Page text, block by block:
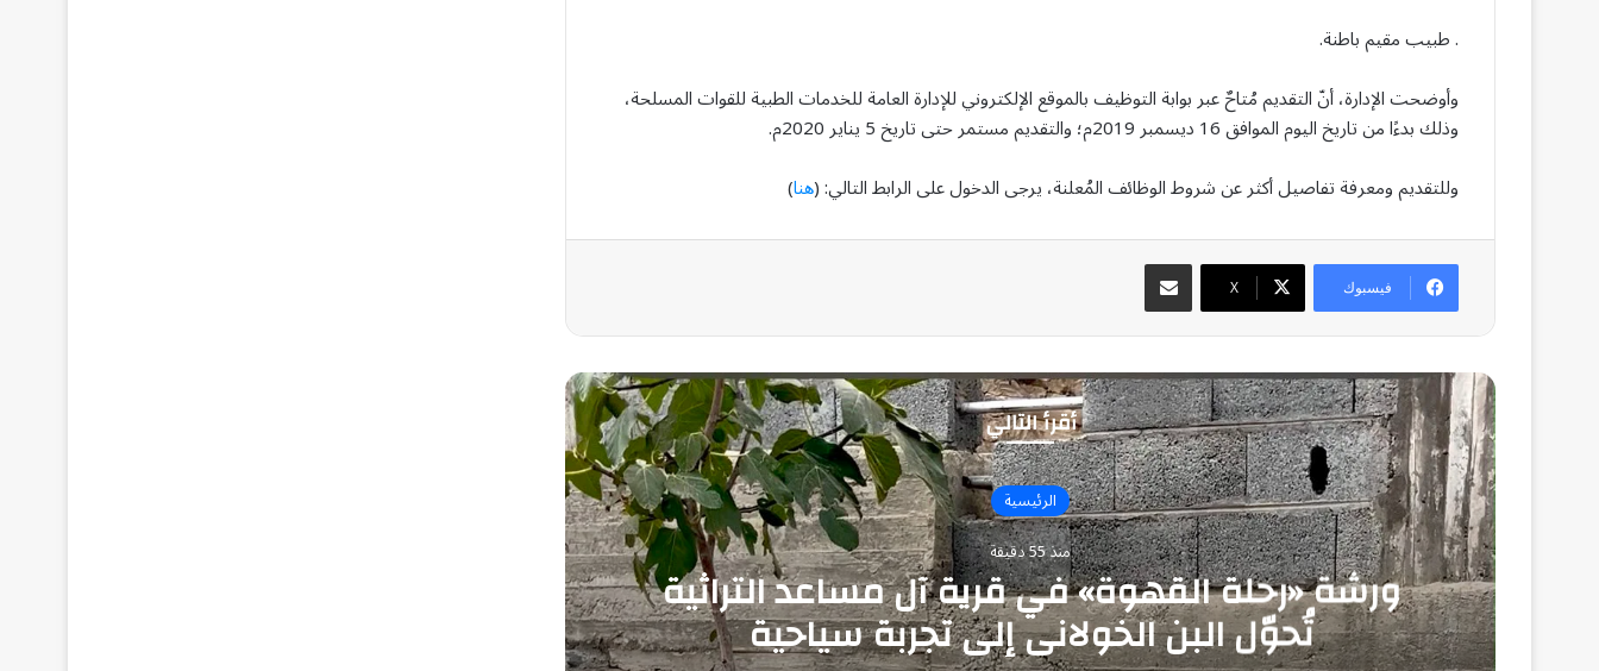
. طبيب مقيم باطنة.
وأوضحت الإدارة، أنّ التقديم مُتاحٌ عبر بوابة التوظيف بالموقع الإلكتروني للإدارة العامة للخدمات الطبية للقوات المسلحة،
وذلك بدءًا من تاريخ اليوم الموافق 16 ديسمبر 2019م؛ والتقديم مستمر حتى تاريخ 5 يناير 2020م.
وللتقديم ومعرفة تفاصيل أكثر عن شروط الوظائف المُعلنة، يرجى الدخول على الرابط التالي: (هنا)
فيسبوك ‫X
مشاركة عبر البريد
أقرأ التالي
الرئيسية
منذ 55 دقيقة
ورشة «رحلة القهوة» في قرية آل مساعد التراثية
تُحوّل البن الخولاني إلى تجربة سياحية